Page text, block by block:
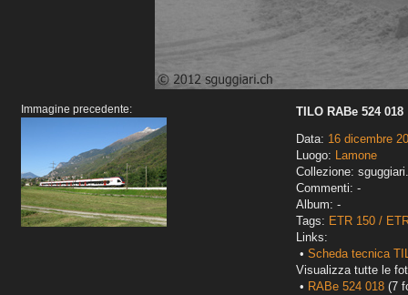
Immagine precedente:
TILO RABe 524 018
Data: 16 dicembre
Luogo: Lamone
Collezione:
Commenti: -
Album: -
Tags: ETR 150 /
Links:
• Scheda tecnica
Visualizza tutte le
• RABe 524 018 (7